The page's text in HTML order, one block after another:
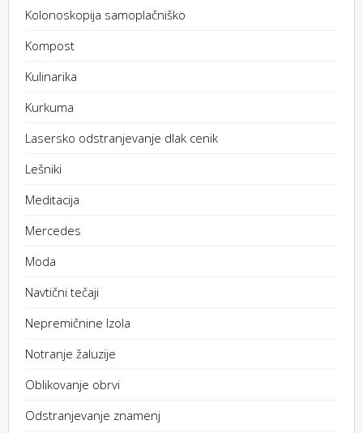
Kolonoskopija samoplačniško
Kompost
Kulinarika
Kurkuma
Lasersko odstranjevanje dlak cenik
Lešniki
Meditacija
Mercedes
Moda
Navtični tečaji
Nepremičnine Izola
Notranje žaluzije
Oblikovanje obrvi
Odstranjevanje znamenj